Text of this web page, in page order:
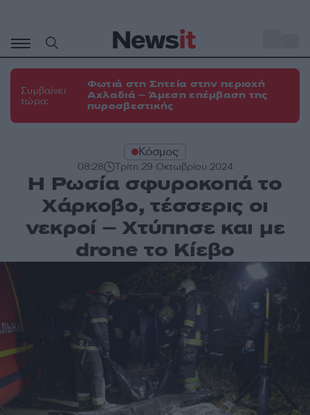
περιεχόμενο
Συμβαίνει
τώρα:
Φωτιά στη Σητεία στην περιοχή
Αχλαδιά – Άμεση επέμβαση της
πυροσβεστικής
Κόσμος
08:28 Τρίτη 29 Οκτωβρίου 2024
Η Ρωσία σφυροκοπά το
Χάρκοβο, τέσσερις οι
νεκροί – Χτύπησε και με
drone το Κίεβο